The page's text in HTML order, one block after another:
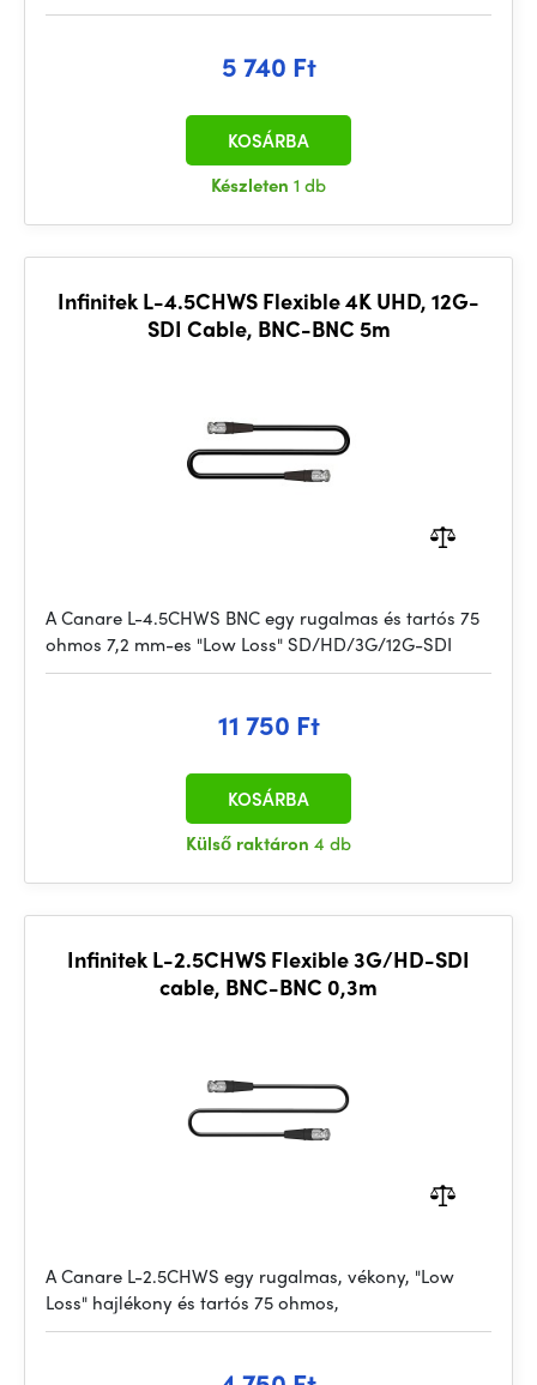
5 740 Ft
Készleten 1 db
KOSÁRBA
Infinitek L-4.5CHWS Flexible 4K UHD, 12G-
SDI Cable, BNC-BNC 5m
A Canare L-4.5CHWS BNC egy rugalmas és tartós 75
ohmos 7,2 mm-es "Low Loss" SD/HD/3G/12G-SDI
11 750 Ft
Külső raktáron 4 db
KOSÁRBA
Infinitek L-2.5CHWS Flexible 3G/HD-SDI
cable, BNC-BNC 0,3m
A Canare L-2.5CHWS egy rugalmas, vékony, "Low
Loss" hajlékony és tartós 75 ohmos,